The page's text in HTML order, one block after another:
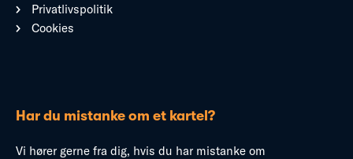
Privatlivspolitik
Cookies
Har du mistanke om et kartel?
Vi hører gerne fra dig, hvis du har mistanke om